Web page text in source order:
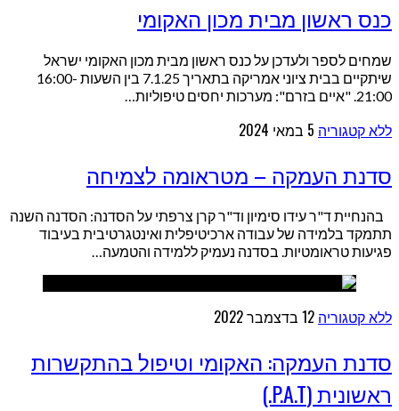
כנס ראשון מבית מכון האקומי
שמחים לספר ולעדכן על כנס ראשון מבית מכון האקומי ישראל
שיתקיים בבית ציוני אמריקה בתאריך 7.1.25 בין השעות 16:00-
21:00. "איים בזרם": מערכות יחסים טיפוליות…
ללא קטגוריה 5 במאי 2024
סדנת העמקה – מטראומה לצמיחה
בהנחיית ד"ר עידו סימיון וד"ר קרן צרפתי על הסדנה: הסדנה השנה
תתמקד בלמידה של עבודה ארכיטיפלית ואינטגרטיבית בעיבוד
פגיעות טראומטיות. בסדנה נעמיק ללמידה והטמעה…
ללא קטגוריה 12 בדצמבר 2022
סדנת העמקה: האקומי וטיפול בהתקשרות
ראשונית (P.A.T.)